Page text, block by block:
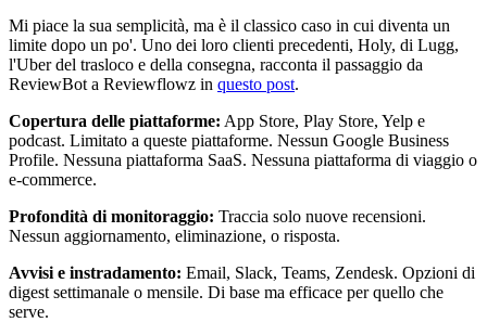
Mi piace la sua semplicità, ma è il classico caso in cui diventa un
limite dopo un po'. Uno dei loro clienti precedenti, Holy, di Lugg,
l'Uber del trasloco e della consegna, racconta il passaggio da
ReviewBot a Reviewflowz in questo post.
Copertura delle piattaforme: App Store, Play Store, Yelp e
podcast. Limitato a queste piattaforme. Nessun Google Business
Profile. Nessuna piattaforma SaaS. Nessuna piattaforma di viaggio o
e-commerce.
Profondità di monitoraggio: Traccia solo nuove recensioni.
Nessun aggiornamento, eliminazione, o risposta.
Avvisi e instradamento: Email, Slack, Teams, Zendesk. Opzioni di
digest settimanale o mensile. Di base ma efficace per quello che
serve.